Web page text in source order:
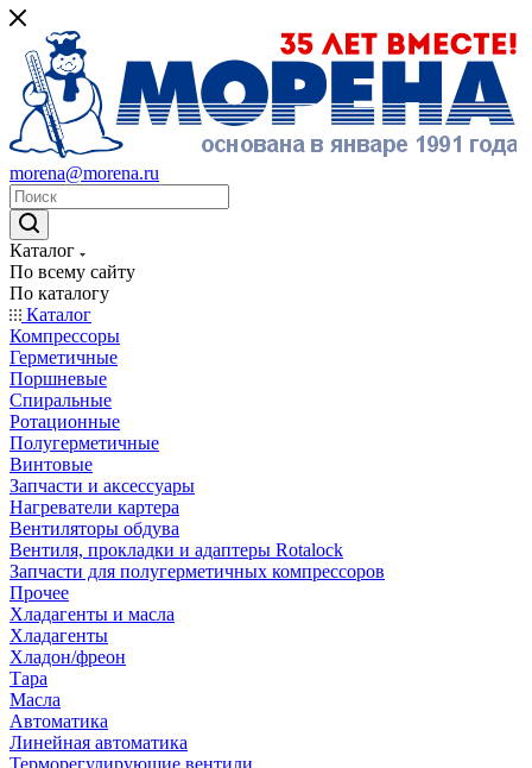
morena@morena.ru
Каталог
По всему сайту
По каталогу
Каталог
Компрессоры
Герметичные
Поршневые
Спиральные
Ротационные
Полугерметичные
Винтовые
Запчасти и аксессуары
Нагреватели картера
Вентиляторы обдува
Вентиля, прокладки и адаптеры Rotalock
Запчасти для полугерметичных компрессоров
Прочее
Хладагенты и масла
Хладагенты
Хладон/фреон
Тара
Масла
Автоматика
Линейная автоматика
Терморегулирующие вентили